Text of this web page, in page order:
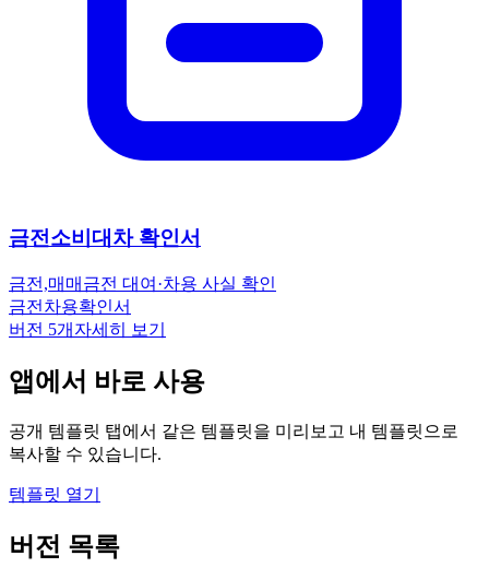
금전소비대차 확인서
금전,매매 금전 대여·차용 사실 확인
금전 차용확인서
버전 5개 자세히 보기
앱에서 바로 사용
공개 템플릿 탭에서 같은 템플릿을 미리보고 내 템플릿으로
복사할 수 있습니다.
템플릿 열기
버전 목록